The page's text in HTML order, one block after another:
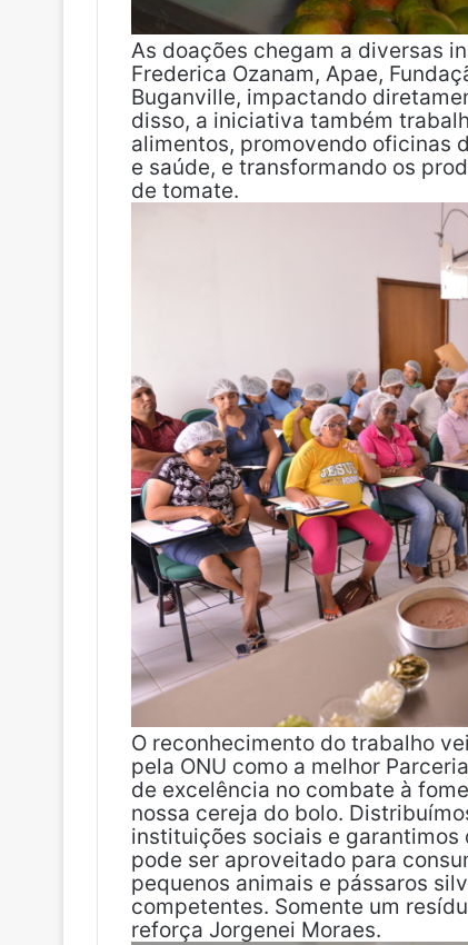
As doações chegam a diversas
Frederica Ozanam, Apae,
Buganville, impactando
disso, a iniciativa também
alimentos, promovendo oficinas
e saúde, e transformando os
de tomate.
O reconhecimento do trabalho
pela ONU como a melhor
de excelência no combate à
nossa cereja do bolo.
instituições sociais e garantimos
pode ser aproveitado para
pequenos animais e pássaros
competentes. Somente um
reforça Jorgenei Moraes.